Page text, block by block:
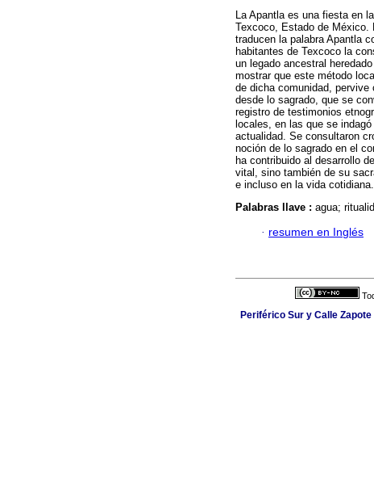
La Apantla es una fiesta en
Texcoco, Estado de México.
traducen la palabra Apantla
habitantes de Texcoco la
un legado ancestral
mostrar que este método
de dicha comunidad,
desde lo sagrado, que se
registro de testimonios
locales, en las que se
actualidad. Se consultaron
noción de lo sagrado en el
ha contribuido al desarrollo
vital, sino también de su
e incluso en la vida cotidiana.
Palabras llave : agua;
· resumen en Inglés
Periférico Sur y Calle